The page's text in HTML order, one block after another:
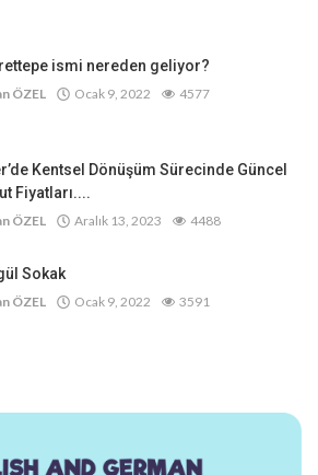
ismi nereden geliyor?
ÖZEL Ocak 9, 2022 4577
Kentsel Dönüşüm Sürecinde Güncel
Fiyatları....
ÖZEL Aralık 13, 2023 4488
Sokak
ÖZEL Ocak 9, 2022 3591